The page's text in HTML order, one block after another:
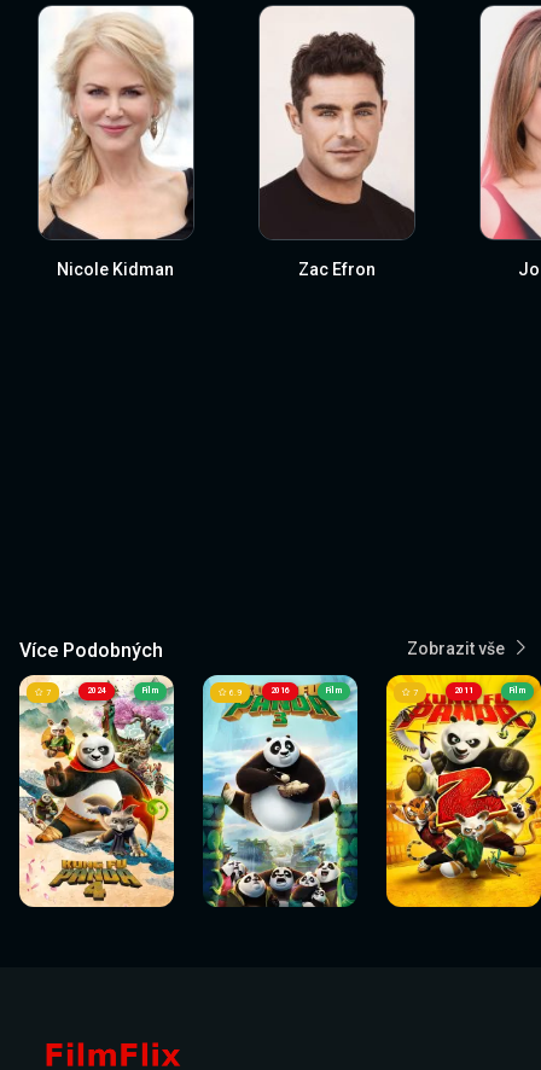
Nicole Kidman Zac Efron
Více Podobných Zobrazit vše
2024
Sledovat
nyní
7 Film
Sledovat
nyní
2016
Sledovat
nyní
6.9 Film
Sledovat
nyní
2011
Sledovat
nyní
7 Film
Sledovat
nyní